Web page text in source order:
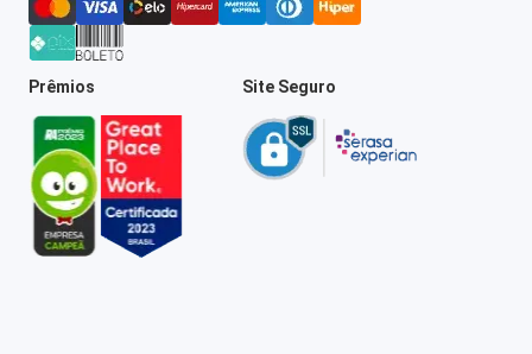
Prêmios Site Seguro